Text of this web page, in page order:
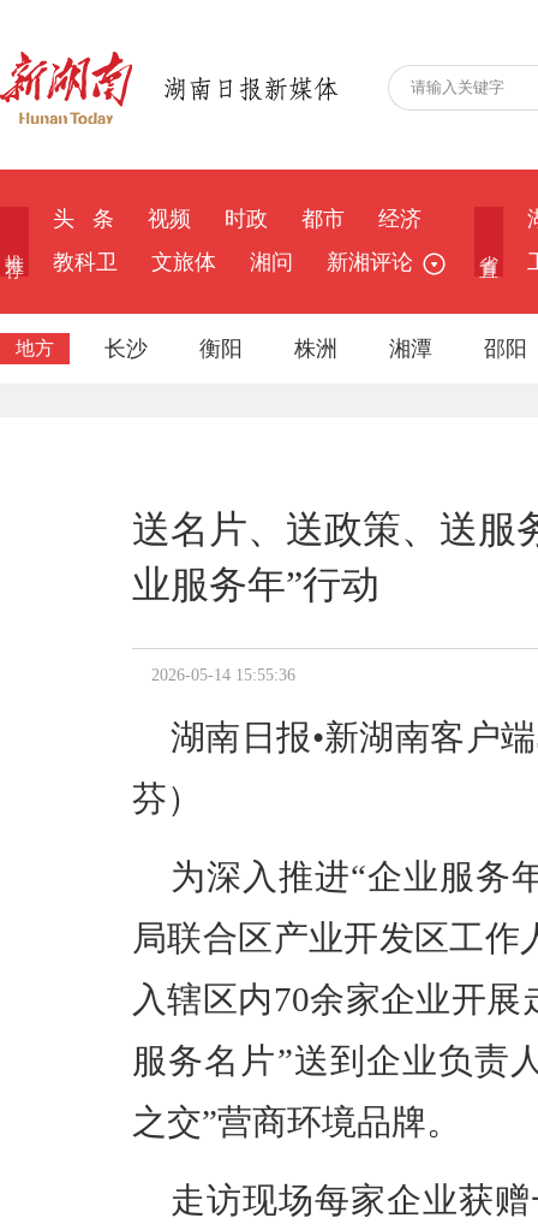
头 条 视频 时政 都市
经济
教科卫
文旅体 湘问 新湘评论
地方 长沙 衡阳 株洲 湘潭 邵阳
送名片、送政策、送
业服务年”行动
2026-05-14 15:55:36
湖南日报•新湖南客户
芬）
为深入推进“企业服务
局联合区产业开发区工作
入辖区内70余家企业开展
服务名片”送到企业负责
之交”营商环境品牌。
走访现场每家企业获赠